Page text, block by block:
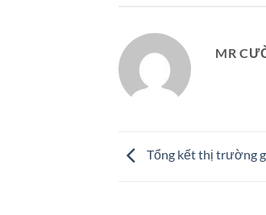
MR
Tổng kết thị trường